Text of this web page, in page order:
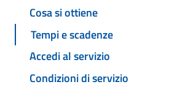
Cosa si ottiene
Tempi e scadenze
Accedi al servizio
Condizioni di servizio